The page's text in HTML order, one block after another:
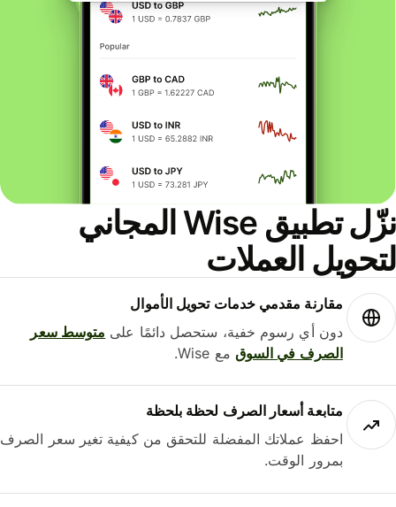
نزّل تطبيق Wise المجاني
العملات
مقارنة مقدمي خدمات تحويل الأموال
دون أي رسوم خفية، ستحصل دائمًا علىمتوسط ​​سعر
الصرف في السوقمع Wise.
متابعة أسعار الصرف لحظة بلحظة
احفظ عملاتك المفضلة للتحقق من كيفية تغير سعر الصرف
بمرور الوقت.